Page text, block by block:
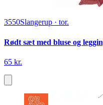
3550Slangerup · tor.
Rødt sæt med bluse og
65 kr.